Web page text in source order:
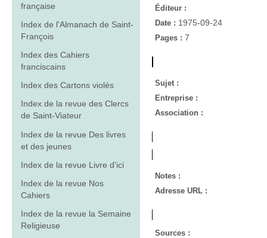
française
Index de l'Almanach de Saint-
François
Index des Cahiers
franciscains
Index des Cartons violés
Index de la revue des Clercs
de Saint-Viateur
Index de la revue Des livres
et des jeunes
Index de la revue Livre d'ici
Index de la revue Nos
Cahiers
Index de la revue la Semaine
Religieuse
Éditeur :
Date : 1975-09-24
Pages : 7
Sujet :
Entreprise :
Association :
Notes :
Adresse URL :
Sources :